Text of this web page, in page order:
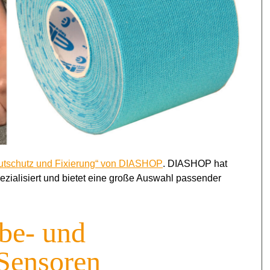
und Fixierung“ von DIASHOP. DIASHOP hat
und bietet eine große Auswahl passender
und